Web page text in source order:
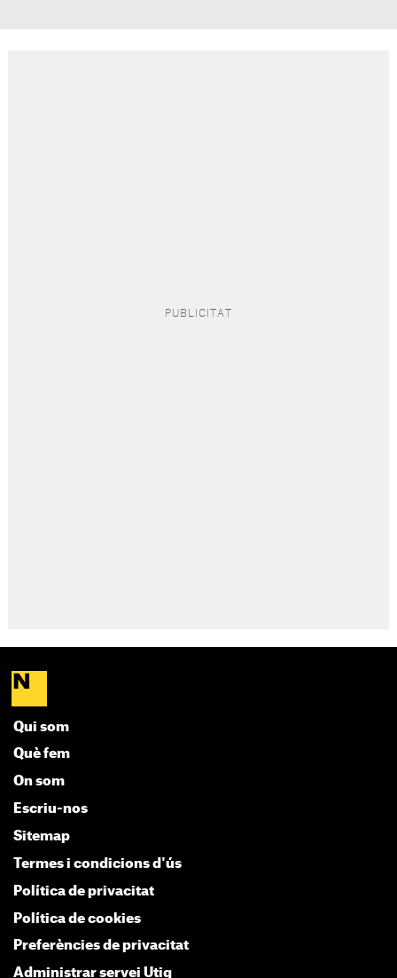
Qui som
Què fem
On som
Escriu-nos
Sitemap
Termes i condicions d'ús
Política de privacitat
Política de cookies
Preferències de privacitat
Administrar servei Utiq